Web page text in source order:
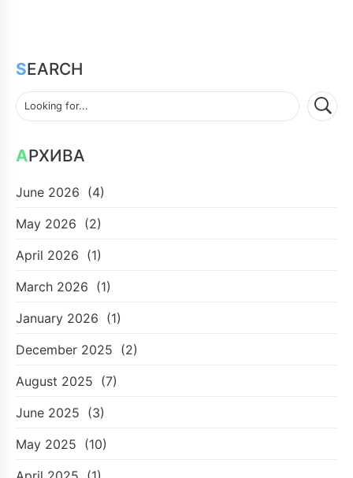
SEARCH
АРХИВА
June 2026 (4)
May 2026 (2)
April 2026 (1)
March 2026 (1)
January 2026 (1)
December 2025 (2)
August 2025 (7)
June 2025 (3)
May 2025 (10)